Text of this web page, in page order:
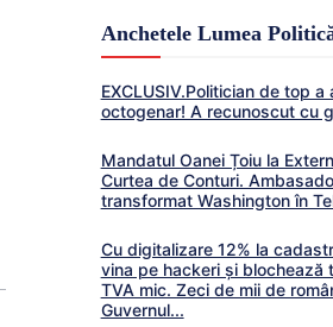
Anchetele Lumea
EXCLUSIV.Politician de top a
octogenar! A recunoscut cu
Mandatul Oanei Țoiu la
Curtea de Conturi.
transformat Washington în
Cu digitalizare 12% la
vina pe hackeri și blochează
TVA mic. Zeci de mii de
Guvernul...